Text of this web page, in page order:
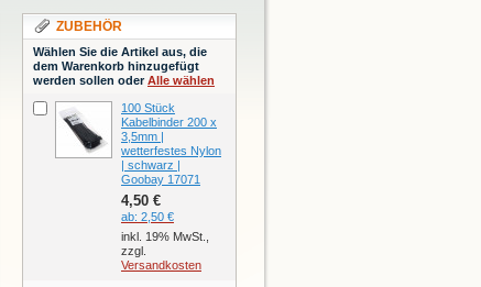
ZUBEHÖR
Wählen Sie die Artikel aus, die
dem Warenkorb hinzugefügt
werden sollen oderAlle wählen
100 Stück
Kabelbinder 200 x
3,5mm |
wetterfestes Nylon
| schwarz |
Goobay 17071
4,50 €
ab: 2,50 €
inkl. 19% MwSt.,
zzgl.
Versandkosten